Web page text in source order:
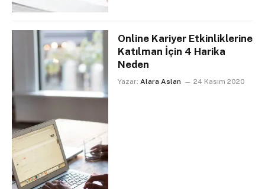
Online Kariyer Etkinliklerine
Katılman İçin 4 Harika
Neden
Yazar: Alara Aslan 24 Kasım 2020